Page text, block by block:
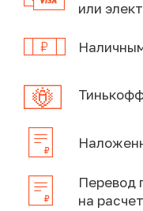
или
Перевод
на